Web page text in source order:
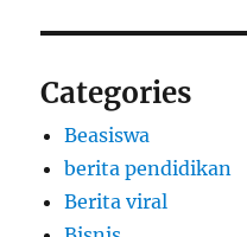
Categories
Beasiswa
berita pendidikan
Berita viral